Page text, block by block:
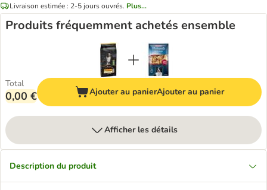
Livraison estimée : 2-5 jours ouvrés. Plus...
Produits fréquemment achetés ensemble
Total
0,00 € Ajouter au panierAjouter au panier
Afficher les détails
Description du produit